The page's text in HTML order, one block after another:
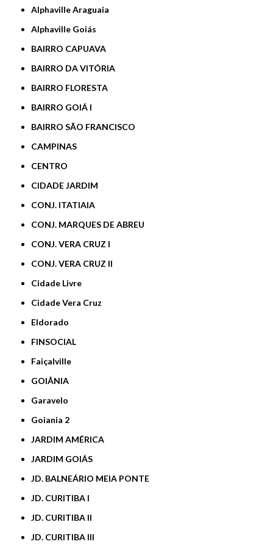
Alphaville Araguaia
Alphaville Goiás
BAIRRO CAPUAVA
BAIRRO DA VITÓRIA
BAIRRO FLORESTA
BAIRRO GOIÁ I
BAIRRO SÃO FRANCISCO
CAMPINAS
CENTRO
CIDADE JARDIM
CONJ. ITATIAIA
CONJ. MARQUES DE ABREU
CONJ. VERA CRUZ I
CONJ. VERA CRUZ II
Cidade Livre
Cidade Vera Cruz
Eldorado
FINSOCIAL
Faiçalville
GOIÂNIA
Garavelo
Goiania 2
JARDIM AMÉRICA
JARDIM GOIÁS
JD. BALNEÁRIO MEIA PONTE
JD. CURITIBA I
JD. CURITIBA II
JD. CURITIBA III